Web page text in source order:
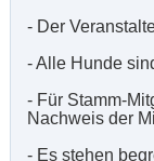
- Der
- Alle Hunde
- Für Stamm-
Nachweis der
- Es stehen